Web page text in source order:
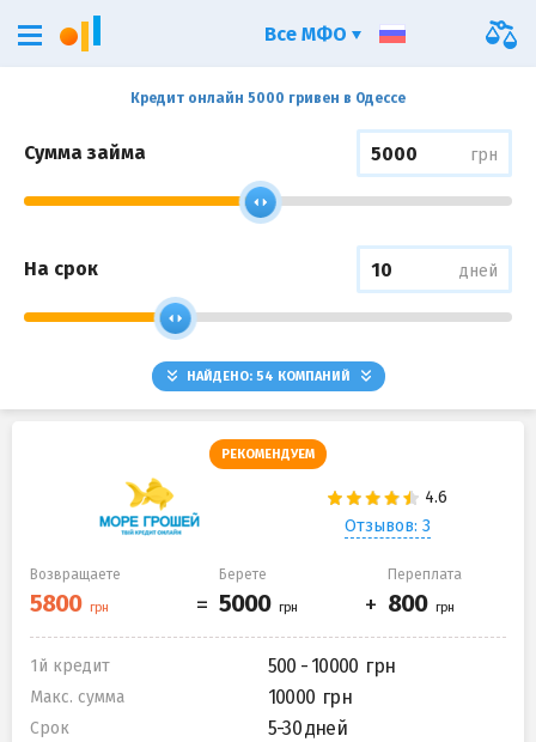
Кредит онлайн 5000 гривен в Одессе
Сумма займа грн
На срок дней
НАЙДЕНО: 54 КОМПАНИЙ
РЕКОМЕНДУЕМ
Отзывов: 3
Возвращаете Берете Переплата
1й кредит 500 - 10000
Макс. сумма 10000
Срок 5-30 дней
Все МФО